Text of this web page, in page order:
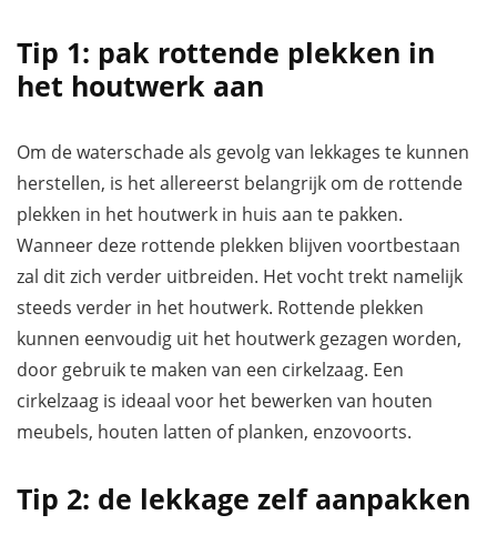
Tip 1: pak rottende plekken in
het houtwerk aan
Om de waterschade als gevolg van lekkages te kunnen
herstellen, is het allereerst belangrijk om de rottende
plekken in het houtwerk in huis aan te pakken.
Wanneer deze rottende plekken blijven voortbestaan
zal dit zich verder uitbreiden. Het vocht trekt namelijk
steeds verder in het houtwerk. Rottende plekken
kunnen eenvoudig uit het houtwerk gezagen worden,
door gebruik te maken van een cirkelzaag. Een
cirkelzaag is ideaal voor het bewerken van houten
meubels, houten latten of planken, enzovoorts.
Tip 2: de lekkage zelf aanpakken